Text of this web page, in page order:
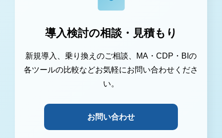
導入検討の相談・見積もり
新規導入、乗り換えのご相談、MA・CDP・BIの
各ツールの比較などお気軽にお問い合わせくださ
い。
お問い合わせ